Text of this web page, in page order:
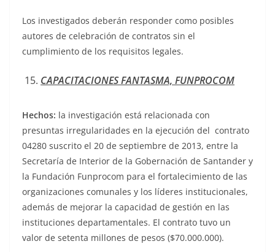
Los investigados deberán responder como posibles
autores de celebración de contratos sin el
cumplimiento de los requisitos legales.
CAPACITACIONES FANTASMA, FUNPROCOM
Hechos: la investigación está relacionada con
presuntas irregularidades en la ejecución del contrato
04280 suscrito el 20 de septiembre de 2013, entre la
Secretaría de Interior de la Gobernación de Santander y
la Fundación Funprocom para el fortalecimiento de las
organizaciones comunales y los líderes institucionales,
además de mejorar la capacidad de gestión en las
instituciones departamentales. El contrato tuvo un
valor de setenta millones de pesos ($70.000.000).